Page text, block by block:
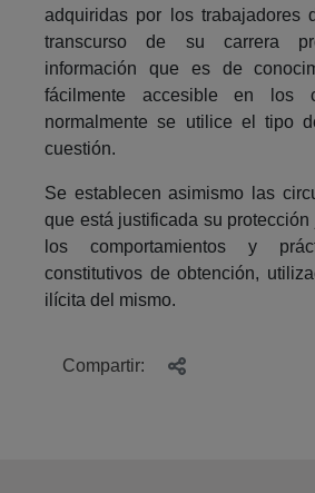
adquiridas por los trabajadores
transcurso de su carrera
información que es de
fácilmente accesible en los
normalmente se utilice el tipo
cuestión.
Se establecen asimismo las
que está justificada su
los comportamientos y
constitutivos de obtención,
ilícita del mismo.
Compartir: